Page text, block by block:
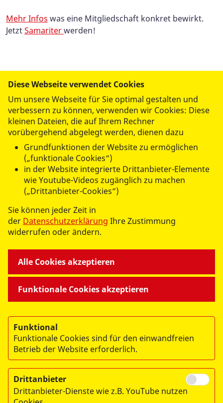
Mehr Infos was eine Mitgliedschaft konkret bewirkt.
JetztSamariterwerden!
datenschutzkonform mit
UNSERE ANGEBOTE
WIR ÜBER UNS
© 2026 ASB Landesverband Sachsen e.V.
Impressum
Datenschutz
Diese Webseite verwendet Cookies
Um unsere Webseite für Sie optimal gestalten und
verbessern zu können, verwenden wir Cookies: Diese
kleinen Dateien, die auf Ihrem Rechner
vorübergehend abgelegt werden, dienen dazu
Grundfunktionen der Website zu ermöglichen
(„funktionale Cookies“)
in der Website integrierte Drittanbieter-Elemente
wie Youtube-Videos zugänglich zu machen
(„Drittanbieter-Cookies“)
Sie können jeder Zeit in
der Datenschutzerklärung Ihre Zustimmung
widerrufen oder ändern.
Funktionale Cookies akzeptieren
Alle Cookies akzeptieren
Funktional
Funktionale Cookies sind für den einwandfreien
Betrieb der Website erforderlich.
Drittanbieter
Drittanbieter-Dienste wie z.B. YouTube nutzen